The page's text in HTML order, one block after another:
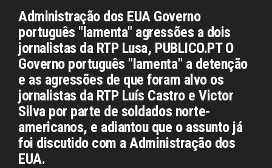
Administração dos EUA Governo
português "lamenta" agressões a dois
jornalistas da RTP Lusa, PUBLICO.PT O
Governo português "lamenta" a detenção
e as agressões de que foram alvo os
jornalistas da RTP Luís Castro e Victor
Silva por parte de soldados norte-
americanos, e adiantou que o assunto já
foi discutido com a Administração dos
EUA.